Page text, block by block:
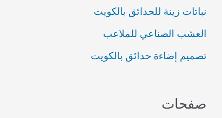
:نباتات زينة للحدائق بالكويت
العشب الصناعي للملاعب
تصميم إضاءة حدائق بالكويت
صفحات